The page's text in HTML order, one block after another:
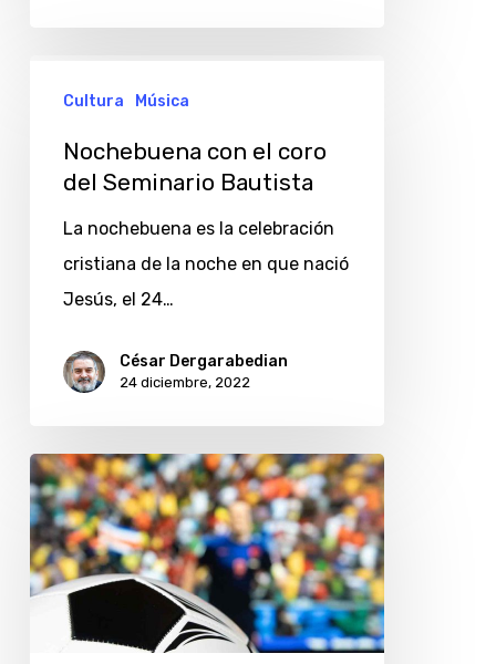
coro
Cultura Música
Nochebuena con el coro
del Seminario Bautista
La nochebuena es la celebración
cristiana de la noche en que nació
Jesús, el 24…
César Dergarabedian
24 diciembre, 2022
Cabase
denuncia
a
TyC
Sports